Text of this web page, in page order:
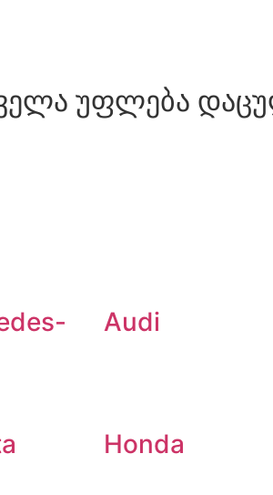
უფლება
Audi
Honda